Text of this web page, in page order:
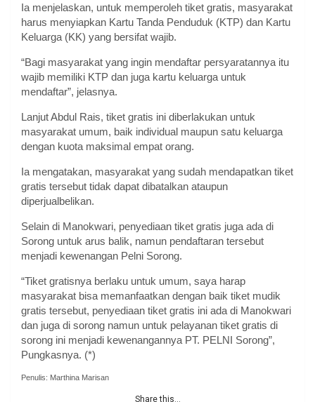
Ia menjelaskan, untuk memperoleh tiket gratis, masyarakat
harus menyiapkan Kartu Tanda Penduduk (KTP) dan Kartu
Keluarga (KK) yang bersifat wajib.
“Bagi masyarakat yang ingin mendaftar persyaratannya itu
wajib memiliki KTP dan juga kartu keluarga untuk
mendaftar”, jelasnya.
Lanjut Abdul Rais, tiket gratis ini diberlakukan untuk
masyarakat umum, baik individual maupun satu keluarga
dengan kuota maksimal empat orang.
Ia mengatakan, masyarakat yang sudah mendapatkan tiket
gratis tersebut tidak dapat dibatalkan ataupun
diperjualbelikan.
Selain di Manokwari, penyediaan tiket gratis juga ada di
Sorong untuk arus balik, namun pendaftaran tersebut
menjadi kewenangan Pelni Sorong.
“Tiket gratisnya berlaku untuk umum, saya harap
masyarakat bisa memanfaatkan dengan baik tiket mudik
gratis tersebut, penyediaan tiket gratis ini ada di Manokwari
dan juga di sorong namun untuk pelayanan tiket gratis di
sorong ini menjadi kewenangannya PT. PELNI Sorong”,
Pungkasnya. (*)
Penulis: Marthina Marisan
Share this...